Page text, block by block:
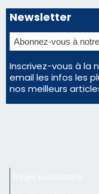
Régie publicitaire
Mentions légales
Nous contacter